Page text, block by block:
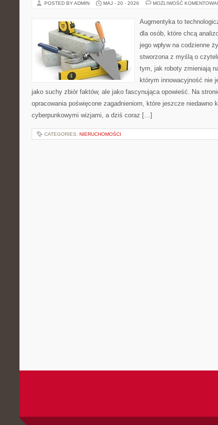
POSTED BY ADMIN MAJ - 20 - 2026 MOŻLIWOŚĆ
Augmentyka to
dla osób, które chcą
jego wpływ na codzienne
stworzona z myślą o
tym, jak roboty zmieniają
którym innowacyjność nie
jako suchy zbiór faktów, ale jako fascynująca opowieść. Na
opracowania poświęcone zagadnieniom, które jeszcze niedawno
cyberpunkowymi wizjami, a dziś coraz […]
CATEGORIES: NIERUCHOMOŚCI